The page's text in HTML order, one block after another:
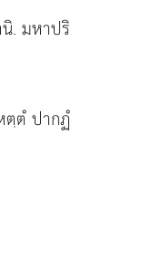
. มหาปริ
ตฺตํ ปากฏํ